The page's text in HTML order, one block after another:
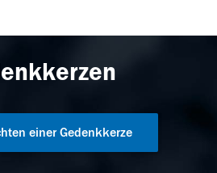
einer Gedenkkerze